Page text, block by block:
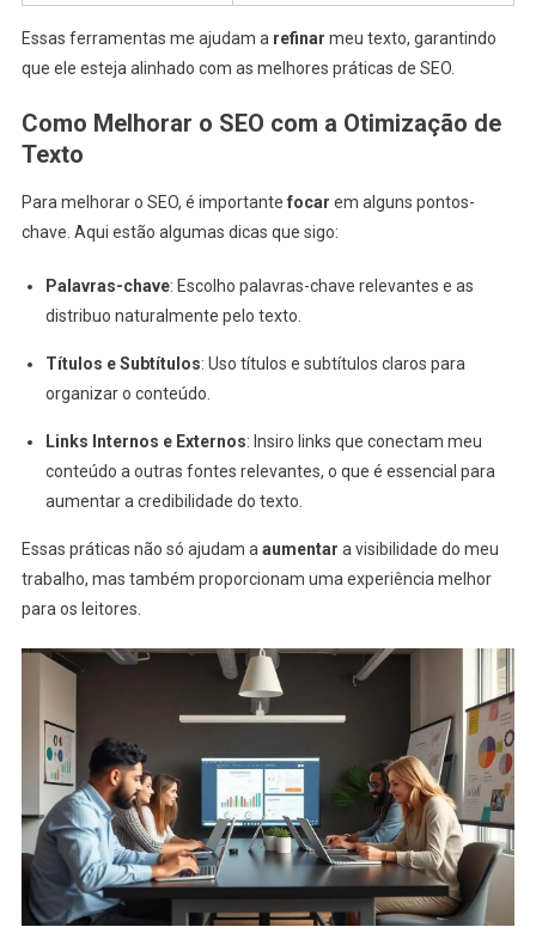
Essas ferramentas me ajudam a refinar meu texto, garantindo
que ele esteja alinhado com as melhores práticas de SEO.
Como Melhorar o SEO com a Otimização de
Texto
Para melhorar o SEO, é importante focar em alguns pontos-
chave. Aqui estão algumas dicas que sigo:
Palavras-chave: Escolho palavras-chave relevantes e as
distribuo naturalmente pelo texto.
Títulos e Subtítulos: Uso títulos e subtítulos claros para
organizar o conteúdo.
Links Internos e Externos: Insiro links que conectam meu
conteúdo a outras fontes relevantes, o que é essencial para
aumentar a credibilidade do texto.
Essas práticas não só ajudam a aumentar a visibilidade do meu
trabalho, mas também proporcionam uma experiência melhor
para os leitores.